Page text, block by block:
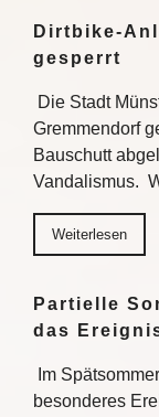
Dirtbike-
gesperrt
Die Stadt
Gremmendorf
Bauschutt
Vandalismus.
Weiterlesen
Partielle
das
Im
besonderes